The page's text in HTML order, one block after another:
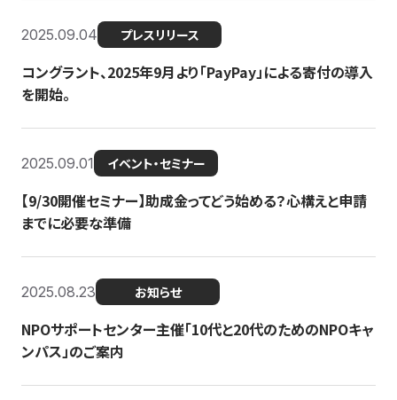
2025.09.04 プレスリリース
コングラント、2025年9月より「PayPay」による寄付の導入
を開始。
2025.09.01 イベント・セミナー
【9/30開催セミナー】助成金ってどう始める？心構えと申請
までに必要な準備
2025.08.23 お知らせ
NPOサポートセンター主催「10代と20代のためのNPOキャ
ンパス」のご案内